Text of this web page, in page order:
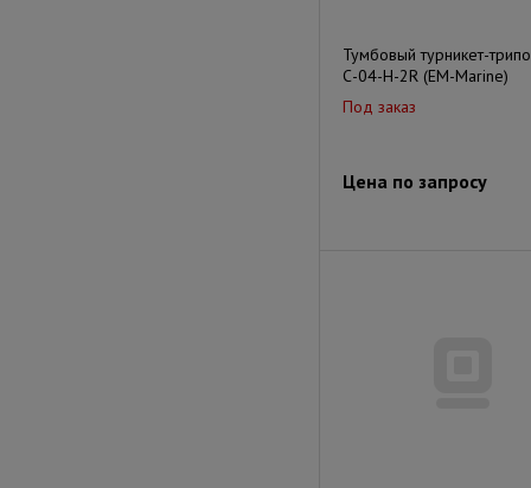
Тумбовый турникет-
С-04-H-2R (EM-Marine)
Под заказ
Цена по запросу